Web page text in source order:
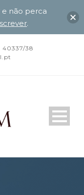
40337/38
e não perca
.